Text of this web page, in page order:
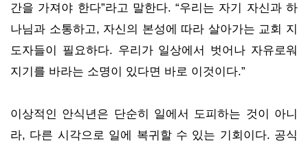
간을 가져야 한다”라고 말한다. “우리는 자기 자신과 하
나님과 소통하고, 자신의 본성에 따라 살아가는 교회 지
도자들이 필요하다. 우리가 일상에서 벗어나 자유로워
지기를 바라는 소명이 있다면 바로 이것이다.”
이상적인 안식년은 단순히 일에서 도피하는 것이 아니
라, 다른 시각으로 일에 복귀할 수 있는 기회이다. 공식